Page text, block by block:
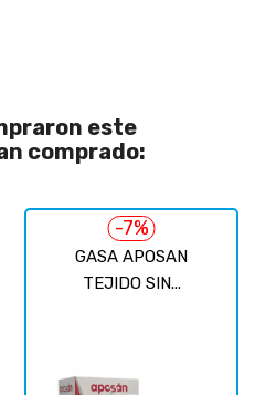
este
comprado:
GASA APOSAN
TEJIDO SIN...
-7%